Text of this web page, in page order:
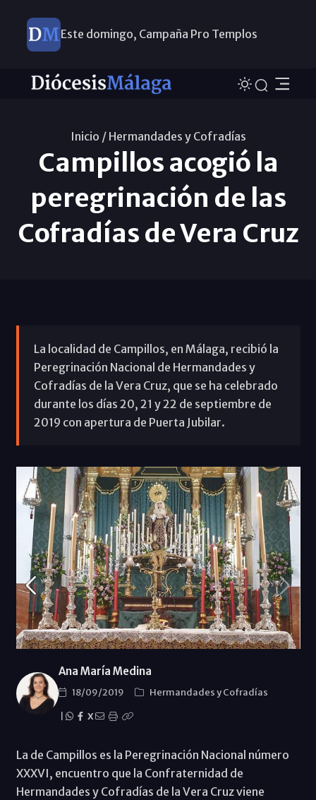
Este domingo, Campaña Pro Templos
Inicio / Hermandades y Cofradías
Campillos acogió la
peregrinación de las
Cofradías de Vera Cruz
La localidad de Campillos, en Málaga, recibió la
Peregrinación Nacional de Hermandades y
Cofradías de la Vera Cruz, que se ha celebrado
durante los días 20, 21 y 22 de septiembre de
2019 con apertura de Puerta Jubilar.
Ana María Medina
18/09/2019
Hermandades y Cofradías
X
La de Campillos es la Peregrinación Nacional número
XXXVI, encuentro que la Confraternidad de
Hermandades y Cofradías de la Vera Cruz viene